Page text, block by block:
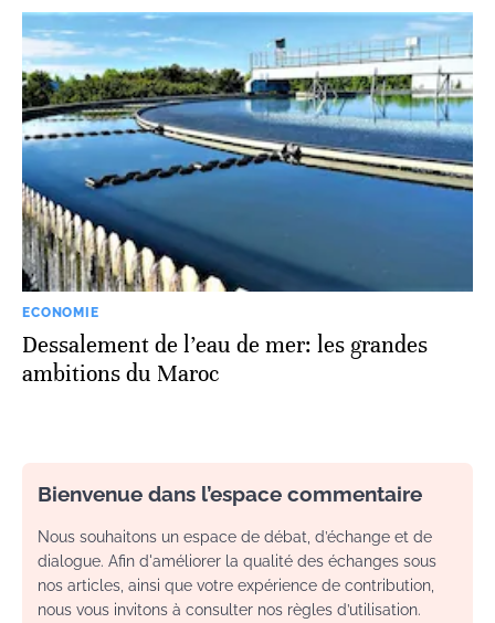
ECONOMIE
Dessalement de l’eau de mer: les grandes
ambitions du Maroc
Bienvenue dans l’espace commentaire
Nous souhaitons un espace de débat, d’échange et de
dialogue. Afin d'améliorer la qualité des échanges sous
nos articles, ainsi que votre expérience de contribution,
nous vous invitons à consulter nos règles d’utilisation.